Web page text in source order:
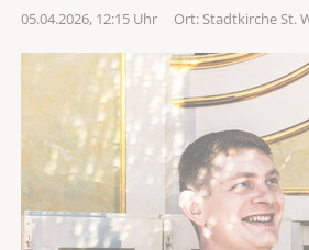
05.04.2026, 12:15Uhr Ort: Stadtkirche St.